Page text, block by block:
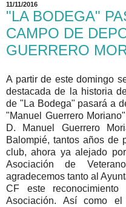
11/11/2016
"LA BODEGA"
CAMPO DE
GUERRERO
A partir de este domingo
destacada de la historia
de "La Bodega" pasará a
"Manuel Guerrero
D. Manuel Guerrero
Balompié, tantos años de
club, ahora ya alejado
Asociación de
agradecemos tanto al
CF este
Asociación. Así como